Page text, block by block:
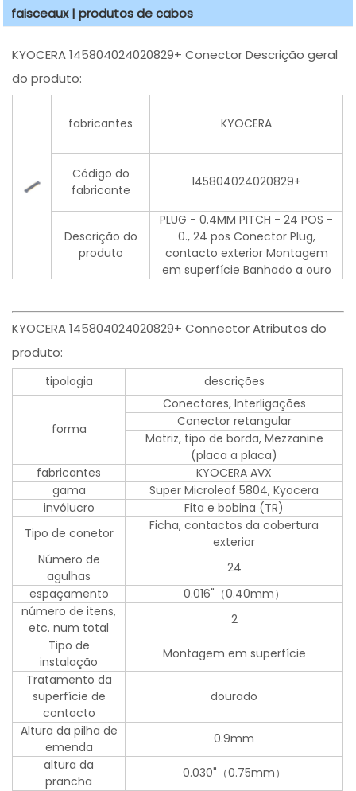
faisceaux | produtos de cabos
KYOCERA 145804024020829+ Conector Descrição geral
do produto:
fabricantes KYOCERA
Código do
fabricante
145804024020829+
Descrição do
produto
PLUG - 0.4MM PITCH - 24 POS -
0., 24 pos Conector Plug,
contacto exterior Montagem
em superfície Banhado a ouro
KYOCERA 145804024020829+ Connector Atributos do
produto:
tipologia descrições
forma
Conectores, Interligações
Conector retangular
Matriz, tipo de borda, Mezzanine
(placa a placa)
fabricantes
KYOCERA AVX
gama
Super Microleaf 5804, Kyocera
invólucro
Fita e bobina (TR)
Tipo de conetor
Ficha, contactos da cobertura
exterior
Número de
agulhas
24
espaçamento
0.016"（0.40mm）
número de itens,
etc. num total
2
Tipo de
instalação
Montagem em superfície
Tratamento da
superfície de
contacto
dourado
Altura da pilha de
emenda
0.9mm
altura da
prancha
0.030"（0.75mm）